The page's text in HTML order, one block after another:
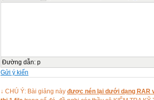
Đường dẫn: p
Gửi ý kiến
↓ CHÚ Ý: Bài giảng này được nén lại dưới dạng RAR